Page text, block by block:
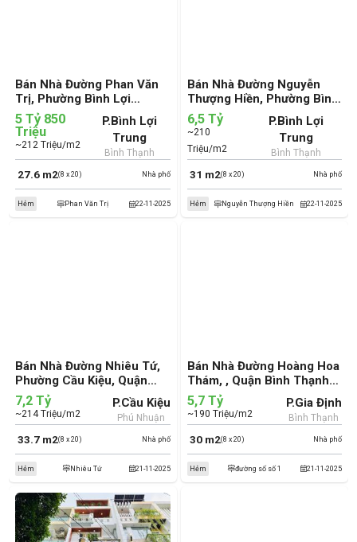
Bán Nhà Đường Phan Văn
Trị, Phường Bình Lợi
Trung, Quận Bình Thạnh
(cũ)
Nhà phố
27.6 m2(8 x 20)
5 Tỷ 850
Triệu
~212 Triệu/m2
P.Bình Lợi
Trung
Bình Thạnh
22-11-2025
Hẻm Phan Văn Trị
Bán Nhà Đường Nguyễn
Thượng Hiền, Phường Bình
Lợi Trung, Quận Bình
Thạnh (cũ)
Nhà phố
31 m2(8 x 20)
6,5 Tỷ
~210
Triệu/m2
P.Bình Lợi
Trung
Bình Thạnh
22-11-2025
Hẻm Nguyễn Thượng Hiền
Bán Nhà Đường Nhiêu Tứ,
Phường Cầu Kiệu, Quận
Phú Nhuận (cũ)
Nhà phố
33.7 m2(8 x 20)
7,2 Tỷ
~214 Triệu/m2
P.Cầu Kiệu
Phú Nhuận
21-11-2025
Hẻm Nhiêu Tứ
Bán Nhà Đường Hoàng Hoa
Thám, , Quận Bình Thạnh
(cũ)
Nhà phố
30 m2(8 x 20)
5,7 Tỷ
~190 Triệu/m2
P.Gia Định
Bình Thạnh
21-11-2025
Hẻm đường số số 1